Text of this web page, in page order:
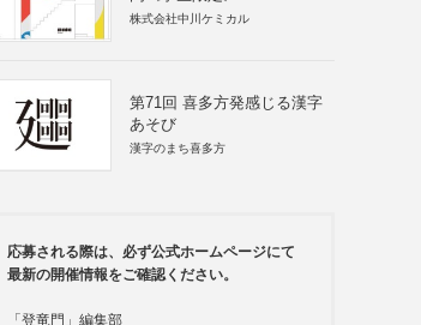
株式会社中川ケミカル
第71回 喜多方発感じる漢字
あそび
漢字のまち喜多方
応募される際は、必ず公式ホームページにて
最新の開催情報をご確認ください。
「登竜門」編集部